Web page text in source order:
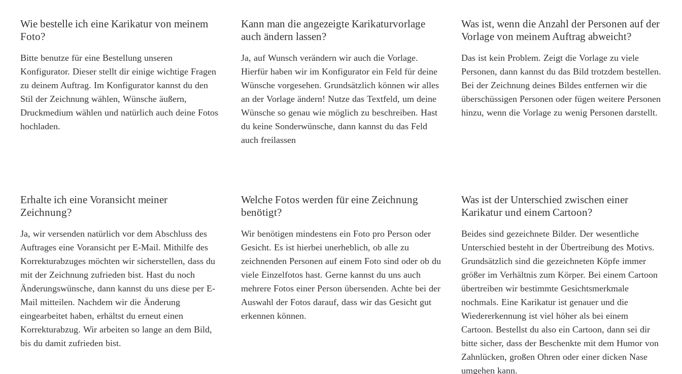
Wie bestelle ich eine Karikatur von meinem
Foto?
Bitte benutze für eine Bestellung unseren
Konfigurator. Dieser stellt dir einige wichtige Fragen
zu deinem Auftrag. Im Konfigurator kannst du den
Stil der Zeichnung wählen, Wünsche äußern,
Druckmedium wählen und natürlich auch deine Fotos
hochladen.
Kann man die angezeigte Karikaturvorlage
auch ändern lassen?
Ja, auf Wunsch verändern wir auch die Vorlage.
Hierfür haben wir im Konfigurator ein Feld für deine
Wünsche vorgesehen. Grundsätzlich können wir alles
an der Vorlage ändern! Nutze das Textfeld, um deine
Wünsche so genau wie möglich zu beschreiben. Hast
du keine Sonderwünsche, dann kannst du das Feld
auch freilassen
Was ist, wenn die Anzahl der Personen auf der
Vorlage von meinem Auftrag abweicht?
Das ist kein Problem. Zeigt die Vorlage zu viele
Personen, dann kannst du das Bild trotzdem bestellen.
Bei der Zeichnung deines Bildes entfernen wir die
überschüssigen Personen oder fügen weitere Personen
hinzu, wenn die Vorlage zu wenig Personen darstellt.
Erhalte ich eine Voransicht meiner
Zeichnung?
Ja, wir versenden natürlich vor dem Abschluss des
Auftrages eine Voransicht per E-Mail. Mithilfe des
Korrekturabzuges möchten wir sicherstellen, dass du
mit der Zeichnung zufrieden bist. Hast du noch
Änderungswünsche, dann kannst du uns diese per E-
Mail mitteilen. Nachdem wir die Änderung
eingearbeitet haben, erhältst du erneut einen
Korrekturabzug. Wir arbeiten so lange an dem Bild,
bis du damit zufrieden bist.
Welche Fotos werden für eine Zeichnung
benötigt?
Wir benötigen mindestens ein Foto pro Person oder
Gesicht. Es ist hierbei unerheblich, ob alle zu
zeichnenden Personen auf einem Foto sind oder ob du
viele Einzelfotos hast. Gerne kannst du uns auch
mehrere Fotos einer Person übersenden. Achte bei der
Auswahl der Fotos darauf, dass wir das Gesicht gut
erkennen können.
Was ist der Unterschied zwischen einer
Karikatur und einem Cartoon?
Beides sind gezeichnete Bilder. Der wesentliche
Unterschied besteht in der Übertreibung des Motivs.
Grundsätzlich sind die gezeichneten Köpfe immer
größer im Verhältnis zum Körper. Bei einem Cartoon
übertreiben wir bestimmte Gesichtsmerkmale
nochmals. Eine Karikatur ist genauer und die
Wiedererkennung ist viel höher als bei einem
Cartoon. Bestellst du also ein Cartoon, dann sei dir
bitte sicher, dass der Beschenkte mit dem Humor von
Zahnlücken, großen Ohren oder einer dicken Nase
umgehen kann.